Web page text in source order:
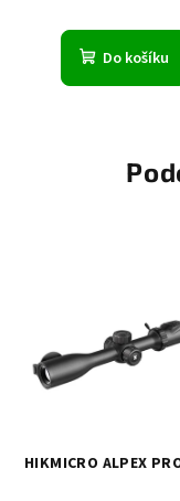
Do košíku
HIKMICRO ALPEX